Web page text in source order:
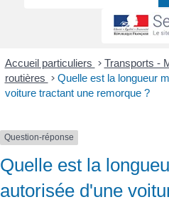
Accueil particuliers > Transports -
routières > Quelle est la longueur
voiture tractant une remorque ?
Question-réponse
Quelle est la
autorisée d'une